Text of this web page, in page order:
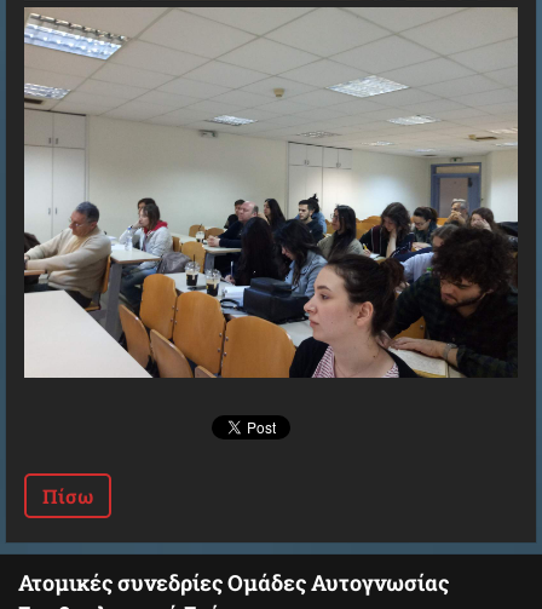
Πίσω
Ατομικές συνεδρίες Ομάδες Αυτογνωσίας